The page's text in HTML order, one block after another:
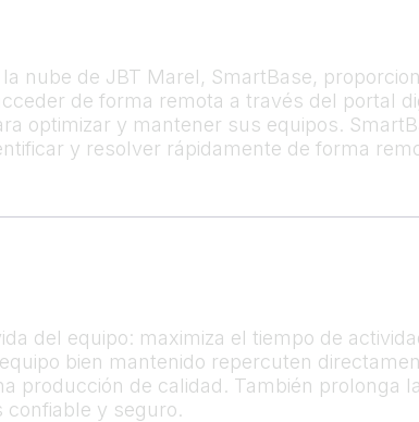
nube de JBT Marel, SmartBase,
de forma remota a través del portal
optimizar y mantener sus equipos.
y resolver rápidamente de forma
del equipo: maximiza el tiempo de
bien mantenido repercuten
producción de calidad. También prolonga
confiable y seguro.